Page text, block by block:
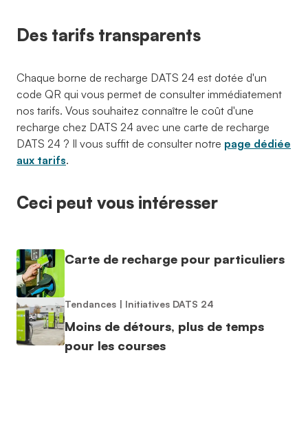
Des tarifs transparents
Chaque borne de recharge DATS 24 est dotée d'un
code QR qui vous permet de consulter immédiatement
nos tarifs. Vous souhaitez connaître le coût d'une
recharge chez DATS 24 avec une carte de recharge
DATS 24 ? Il vous suffit de consulter notre page dédiée
aux tarifs.
Ceci peut vous intéresser
Carte de recharge pour particuliers
Tendances | Initiatives DATS 24
Moins de détours, plus de temps
pour les courses